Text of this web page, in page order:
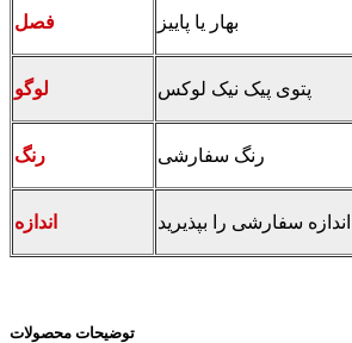
فصل بهار یا پاییز
لوگو پتوی پیک نیک لوکس
رنگ رنگ سفارشی
اندازه اندازه سفارشی را بپذیرید
توضیحات محصولات